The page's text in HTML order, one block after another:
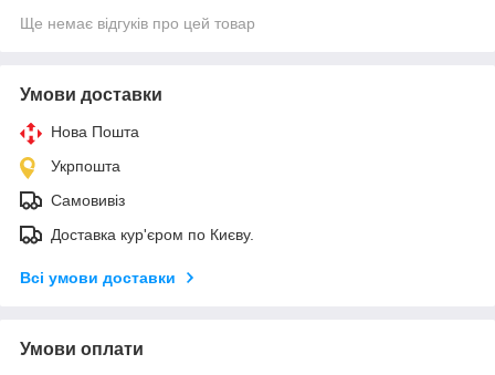
Ще немає відгуків про цей товар
Умови доставки
Нова Пошта
Укрпошта
Самовивіз
Доставка кур'єром по Києву.
Всі умови доставки
Умови оплати